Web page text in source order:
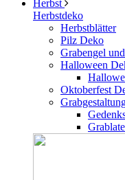
Herbst
Herbstdeko
Herbstblätter
Pilz Deko
Grabengel
Halloween
Oktoberfest